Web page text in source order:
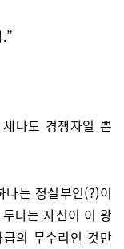
나도 경쟁자일 뿐
는 정실부인(?)이
나는 자신이 이 왕
의 무수리인 것만